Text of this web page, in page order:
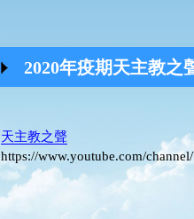
2020年疫期天主教之
天主教之聲
https://www.youtube.com/